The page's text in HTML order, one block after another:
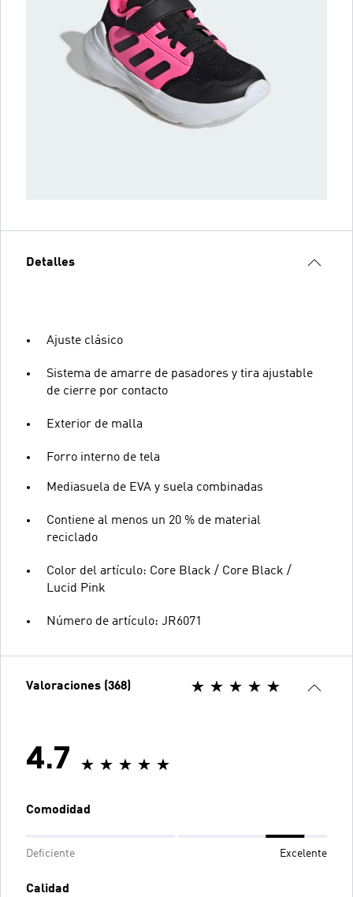
Detalles
Ajuste clásico
Sistema de amarre de pasadores y tira ajustable
de cierre por contacto
Exterior de malla
Forro interno de tela
Mediasuela de EVA y suela combinadas
Contiene al menos un 20 % de material
reciclado
Color del artículo: Core Black / Core Black /
Lucid Pink
Número de artículo: JR6071
Valoraciones (368)
4.7
Comodidad
Deficiente Excelente
Calidad